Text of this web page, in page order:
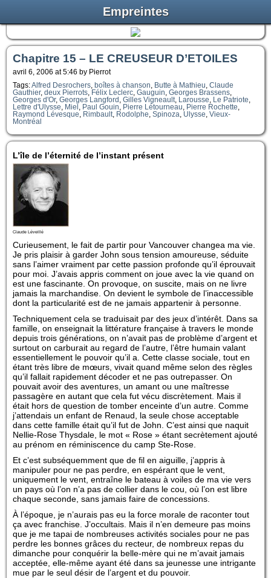
Empreintes
Chapitre 15 – LE CREUSEUR D’ETOILES
avril 6, 2006 at 5:46 by Pierrot
Tags:Alfred Desrochers boîtes à chanson Butte à Mathieu Claude
Gauthier, deux Pierrots Félix Leclerc Gauguin Georges Brassens
Georges d'Or, Georges Langford Gilles Vigneault Larousse Le Patriote
Lettre d'Ulysse
Miel Paul Gouin Pierre Létourneau Pierre Rochette
Raymond Lévesque
Rimbault Rodolphe Spinoza Ulysse Vieux-
Montréal
L’île de l’éternité de l’instant présent
Claude Léveillé
Curieusement, le fait de partir pour Vancouver changea ma vie.
Je pris plaisir à garder John sous tension amoureuse, séduite
sans l’aimer vraiment par cette passion profonde qu’il éprouvait
pour moi. J’avais appris comment on joue avec la vie quand on
est une fascinante. On provoque, on suscite, mais on ne livre
jamais la marchandise. On devient le symbole de l’inaccessible
dont la particularité est de ne jamais appartenir à personne.
Techniquement cela se traduisait par des jeux d’intérêt. Dans sa
famille, on enseignait la littérature française à travers le monde
depuis trois générations, on n’avait pas de problème d’argent et
surtout on carburait au regard de l’autre, l’être humain valant
essentiellement le pouvoir qu’il a. Cette classe sociale, tout en
étant très libre de mœurs, vivait quand même selon des règles
qu’il fallait rapidement décoder et ne pas outrepasser. On
pouvait avoir des aventures, un amant ou une maîtresse
passagère en autant que cela fut vécu discrètement. Mais il
était hors de question de tomber enceinte d’un autre. Comme
j’attendais un enfant de Renaud, la seule chose acceptable
dans cette famille était qu’il fut de John. C’est ainsi que naquit
Nellie-Rose Thysdale, le mot « Rose » étant secrètement ajouté
au prénom en réminiscence du camp Ste-Rose.
Et c’est subséquemment que de fil en aiguille, j’appris à
manipuler pour ne pas perdre, en espérant que le vent,
uniquement le vent, entraîne le bateau à voiles de ma vie vers
un pays où l’on n’a pas de collier dans le cou, où l’on est libre
chaque seconde, sans jamais faire de concessions.
À l’époque, je n’aurais pas eu la force morale de raconter tout
ça avec franchise. J’occultais. Mais il n’en demeure pas moins
que je me tapai de nombreuses activités sociales pour ne pas
perdre les bonnes grâces du recteur, de nombreux repas du
dimanche pour conquérir la belle-mère qui ne m’avait jamais
acceptée, elle-même ayant été dans sa jeunesse une intrigante
mue par le seul désir de l’argent et du pouvoir.